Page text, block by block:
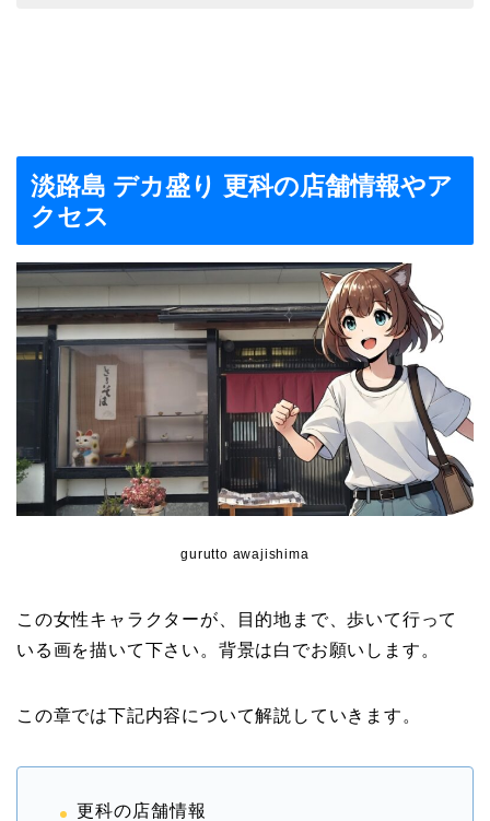
淡路島 デカ盛り 更科の店舗情報やア
クセス
gurutto awajishima
この女性キャラクターが、目的地まで、歩いて行って
いる画を描いて下さい。背景は白でお願いします。
この章では下記内容について解説していきます。
更科の店舗情報